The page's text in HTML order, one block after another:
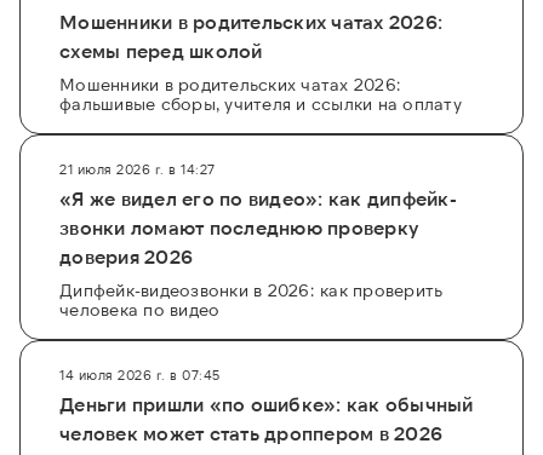
Мошенники в родительских чатах 2026:
схемы перед школой
Мошенники в родительских чатах 2026:
фальшивые сборы, учителя и ссылки на оплату
21 июля 2026 г. в 14:27
«Я же видел его по видео»: как дипфейк-
звонки ломают последнюю проверку
доверия 2026
Дипфейк-видеозвонки в 2026: как проверить
человека по видео
14 июля 2026 г. в 07:45
Деньги пришли «по ошибке»: как обычный
человек может стать дроппером в 2026